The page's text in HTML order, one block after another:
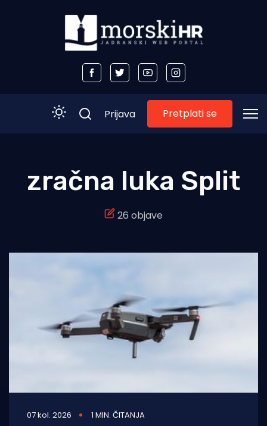
Morski plus
Prijava Pretplati se
zračna luka Split
26 objave
07 kol. 2026 1 MIN. ČITANJA